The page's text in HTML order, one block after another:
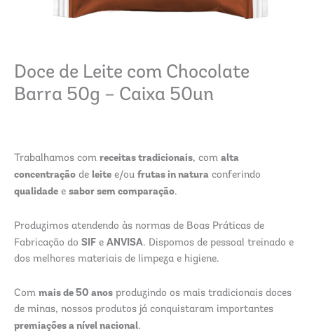
Doce de Leite com Chocolate
Barra 50g – Caixa 50un
Trabalhamos com receitas tradicionais, com alta
concentração de leite e/ou frutas in natura conferindo
qualidade e sabor sem comparação.
Produzimos atendendo às normas de Boas Práticas de
Fabricação do SIF e ANVISA. Dispomos de pessoal treinado e
dos melhores materiais de limpeza e higiene.
Com mais de 50 anos produzindo os mais tradicionais doces
de minas, nossos produtos já conquistaram importantes
premiações a nível nacional.